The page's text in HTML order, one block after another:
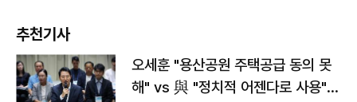
추천기사
오세훈 "용산공원 주택공급 동의 못
해" vs 與 "정치적 어젠다로 사용"